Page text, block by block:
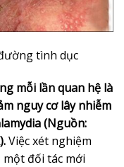
tình dục
mỗi lần quan hệ là
nguy cơ lây nhiễm
(Nguồn:
Việc xét nghiệm
đối tác mới